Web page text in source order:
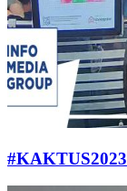
#KAKTUS2023